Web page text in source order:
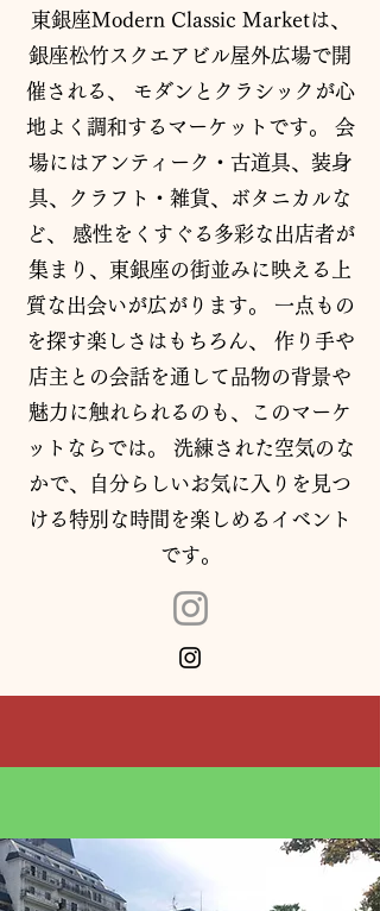
​東銀座Modern Classic Marketは、
銀座松竹スクエアビル屋外広場で開
催される、 モダンとクラシックが心
地よく調和するマーケットです。 会
場にはアンティーク・古道具、装身
具、クラフト・雑貨、ボタニカルな
ど、 感性をくすぐる多彩な出店者が
集まり、東銀座の街並みに映える上
質な出会いが広がります。 一点もの
を探す楽しさはもちろん、 作り手や
店主との会話を通して品物の背景や
魅力に触れられるのも、このマーケ
ットならでは。 洗練された空気のな
かで、自分らしいお気に入りを見つ
ける特別な時間を楽しめるイベント
です。